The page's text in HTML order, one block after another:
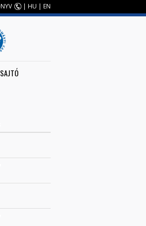
| HU | EN
SAJTÓ